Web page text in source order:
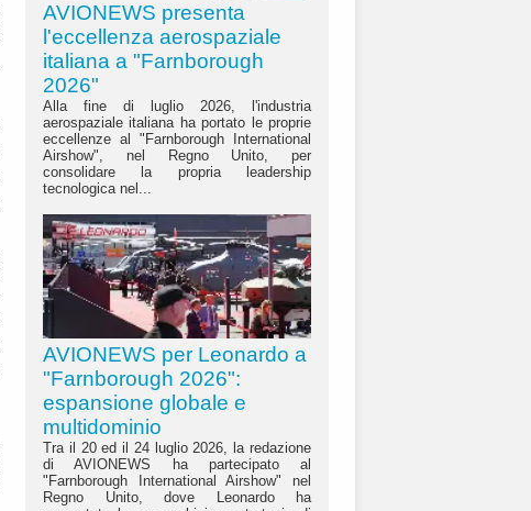
AVIONEWS presenta
l'eccellenza aerospaziale
italiana a "Farnborough
2026"
Alla fine di luglio 2026, l'industria
aerospaziale italiana ha portato le proprie
eccellenze al "Farnborough International
Airshow", nel Regno Unito, per
consolidare la propria leadership
tecnologica nel...
AVIONEWS per Leonardo a
"Farnborough 2026":
espansione globale e
multidominio
Tra il 20 ed il 24 luglio 2026, la redazione
di AVIONEWS ha partecipato al
"Farnborough International Airshow" nel
Regno Unito, dove Leonardo ha